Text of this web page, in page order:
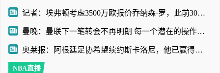
记者：埃弗顿考虑3500万欧报价乔纳森·罗，此前3000万欧报价遭拒
曼晚：曼联下一笔转会不再明朗 每一个潜在的操作都暗藏隐患
奥莱报：阿根廷足协希望续约斯卡洛尼，他已赢得一致认可
NBA直播